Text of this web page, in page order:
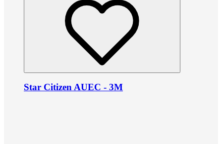
Star Citizen AUEC - 3M